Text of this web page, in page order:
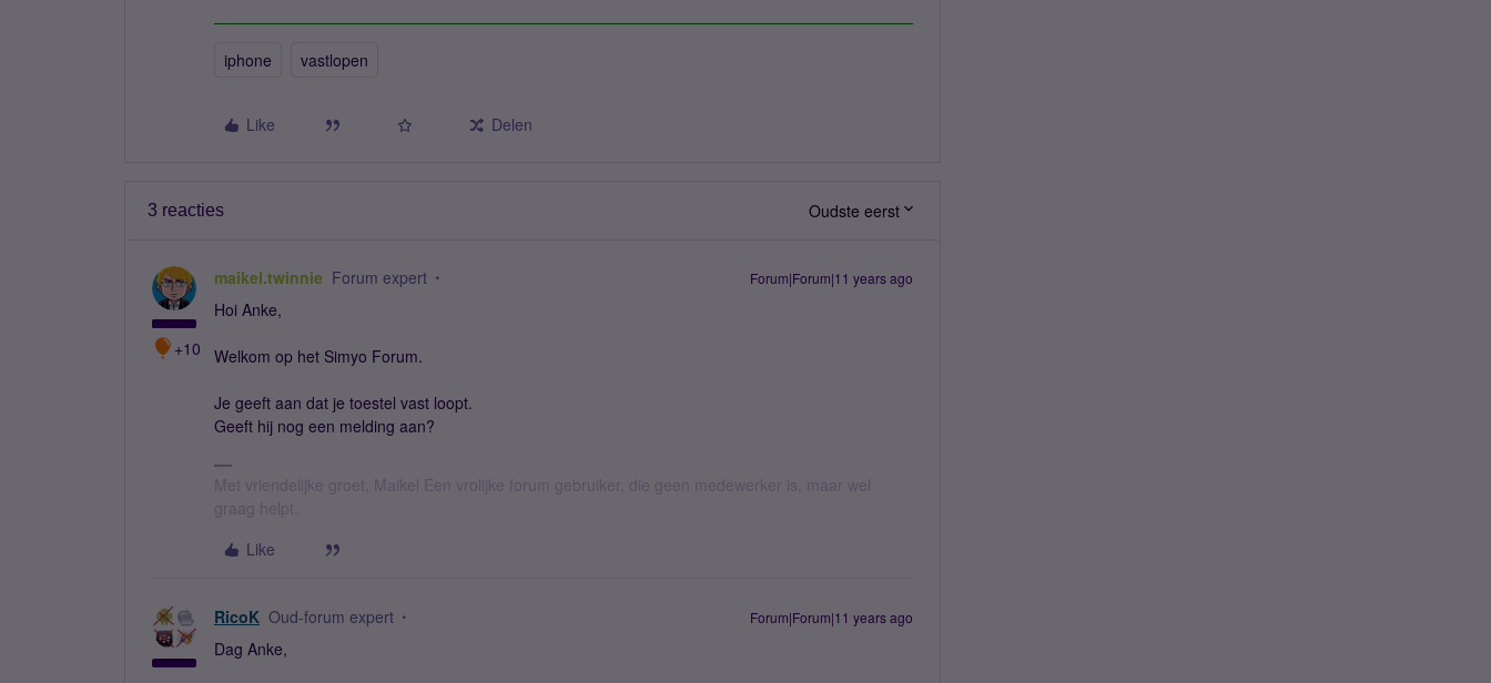
iphone vastlopen
Like Delen
3 reacties Oudste eerst
+10
maikel.twinnie Forum expert Forum|Forum|11 years ago
Hoi Anke,
Welkom op het Simyo Forum.
Je geeft aan dat je toestel vast loopt.
Geeft hij nog een melding aan?
Met vriendelijke groet, Maikel Een vrolijke forum gebruiker, die geen medewerker is, maar wel
graag helpt.
Like
RicoK Oud-forum expert Forum|Forum|11 years ago
Dag Anke,